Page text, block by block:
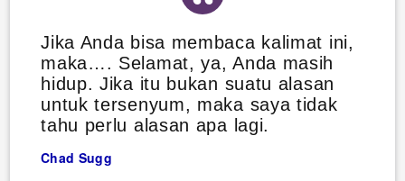
Jika Anda bisa membaca kalimat ini,
maka…. Selamat, ya, Anda masih
hidup. Jika itu bukan suatu alasan
untuk tersenyum, maka saya tidak
tahu perlu alasan apa lagi.
Chad Sugg